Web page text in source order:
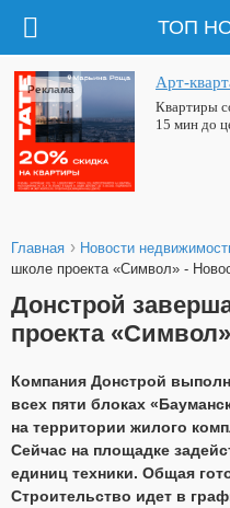
ТОП
Арт-
Квартиры
15 мин до
Реклама
Главная › Новости
школе проекта «Символ» -
Донстрой
проекта «Символ»
Компания Донстрой
всех пяти блоках
на территории жилого
Сейчас на площадке
единиц техники. Общая
Строительство идет в